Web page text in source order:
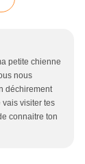
petite chienne
nous
déchirement
vais visiter tes
connaitre ton